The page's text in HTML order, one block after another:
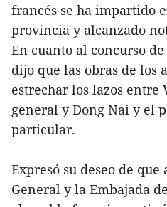
francés se ha impartido
provincia y alcanzado
En cuanto al concurso
dijo que las obras de
estrechar los lazos
general y Dong Nai y el
particular.
Expresó su deseo de
General y la Embajada